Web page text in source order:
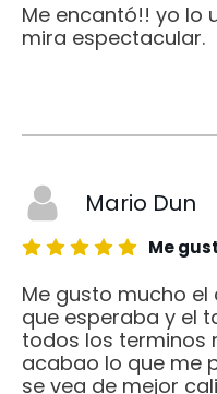
Me encantó!! yo lo
mira espectacular.
Mario Dun
Me
Me gusto mucho
que esperaba y el
todos los terminos
acabao lo que me
se vea de mejor